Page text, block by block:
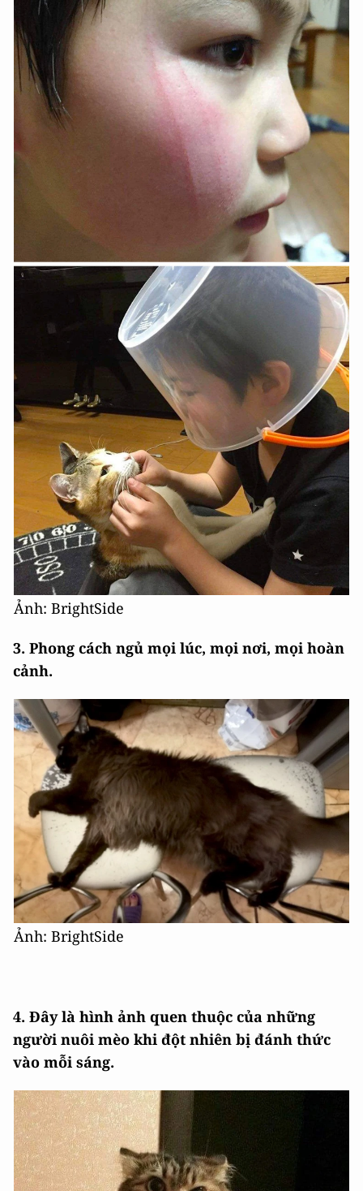
Ảnh: BrightSide
3. Phong cách ngủ mọi lúc, mọi nơi, mọi hoàn
cảnh.
Ảnh: BrightSide
4. Đây là hình ảnh quen thuộc của những
người nuôi mèo khi đột nhiên bị đánh thức
vào mỗi sáng.